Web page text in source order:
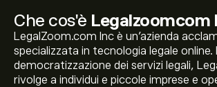
Che cos'è Legalzoomcom
LegalZoom.com Inc è un'azienda
specializzata in tecnologia legale online.
democratizzazione dei servizi legali,
rivolge a individui e piccole imprese e